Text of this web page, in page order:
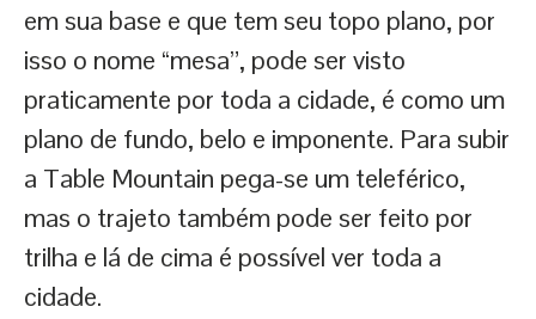
em sua base e que tem seu topo plano, por
isso o nome “mesa”, pode ser visto
praticamente por toda a cidade, é como um
plano de fundo, belo e imponente. Para subir
a Table Mountain pega-se um teleférico,
mas o trajeto também pode ser feito por
trilha e lá de cima é possível ver toda a
cidade.